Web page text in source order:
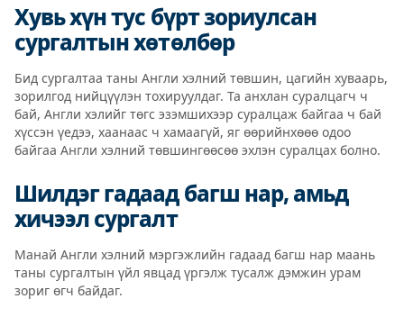
Хувь хүн тус бүрт зориулсан
сургалтын хөтөлбөр
Бид сургалтаа таны Англи хэлний төвшин, цагийн хуваарь,
зорилгод нийцүүлэн тохируулдаг. Та анхлан суралцагч ч
бай, Англи хэлийг төгс эзэмшихээр суралцаж байгаа ч бай
хүссэн үедээ, хаанаас ч хамаагүй, яг өөрийнхөөө одоо
байгаа Англи хэлний төвшингөөсөө эхлэн суралцах болно.
Шилдэг гадаад багш нар, амьд
хичээл сургалт
Манай Англи хэлний мэргэжлийн гадаад багш нар маань
таны сургалтын үйл явцад үргэлж тусалж дэмжин урам
зориг өгч байдаг.